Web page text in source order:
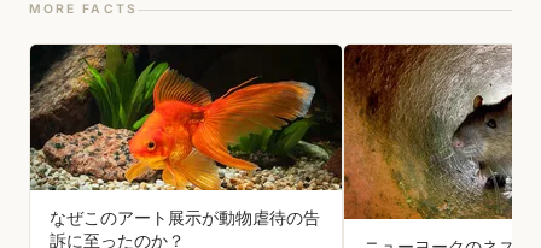
MORE FACTS
なぜこのアート展示が動物虐待の告
訴に至ったのか？